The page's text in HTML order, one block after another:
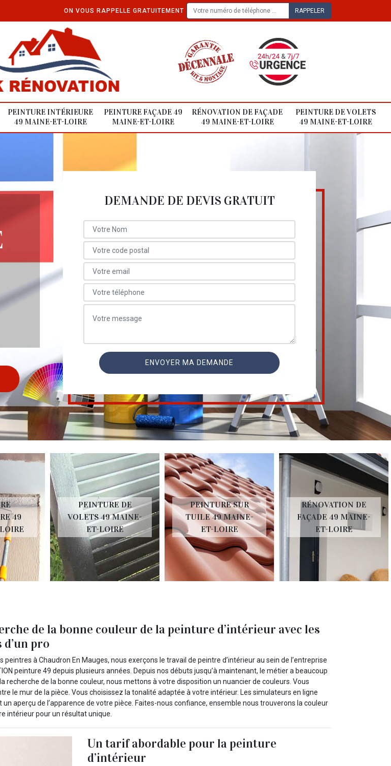
ON VOUS RAPPELLE GRATUITEMENT
PEINTURE INTÉRIEURE
49 MAINE-ET-LOIRE
PEINTURE FAÇADE 49
MAINE-ET-LOIRE
RÉNOVATION DE FAÇADE
49 MAINE-ET-LOIRE
PEINTURE DE VOLETS
49 MAINE-ET-LOIRE
DEMANDE DE DEVIS GRATUIT
49
PEINTURE DE
VOLETS 49 MAINE-
ET-LOIRE
PEINTURE SUR
TUILE 49 MAINE-
ET-LOIRE
RÉNOVATION DE
FAÇADE 49 MAINE-
ET-LOIRE
de la bonne couleur de la peinture d’intérieur avec les
pro
peintres à Chaudron En Mauges, nous exerçons le travail de peintre d’intérieur au sein de l’entreprise
peinture 49 depuis plusieurs années. Depuis nos débuts jusqu’à maintenant, le métier a beaucoup
recherche de la bonne couleur, nous mettons à votre disposition un nuancier de couleurs. Vous
le mur de la pièce. Vous choisissez la tonalité adaptée à votre intérieur. Les simulateurs en ligne
un aperçu de l’apparence de votre pièce. Faites-nous confiance, ensemble nous trouverons la couleur
intérieur pour un résultat unique.
Un tarif abordable pour la peinture
d’intérieur